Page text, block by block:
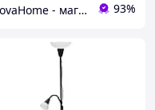
NovaHome - магазин товарів для дому і не тільки 93%